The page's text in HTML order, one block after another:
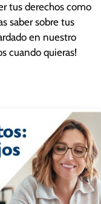
tus derechos como
saber sobre tus
en nuestro
cuando quieras!